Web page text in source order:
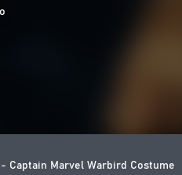
Captain Marvel Warbird Costume